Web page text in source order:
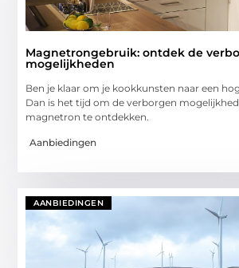
Magnetrongebruik: ontdek de
mogelijkheden
Ben je klaar om je kookkunsten naar een
Dan is het tijd om de verborgen
magnetron te ontdekken.
Aanbiedingen
AANBIEDINGEN